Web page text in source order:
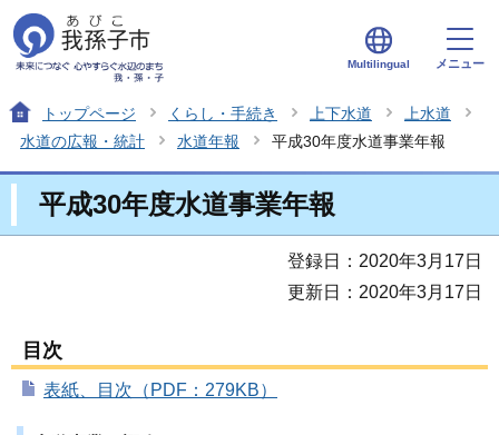
Multilingual メニュー
トップページ くらし・手続き 上下水道
上水道
水道の広報・統計
水道年報 平成30年度水道事業年報
平成30年度水道事業年報
登録日：2020年3月17日
更新日：2020年3月17日
目次
表紙、目次（PDF：279KB）